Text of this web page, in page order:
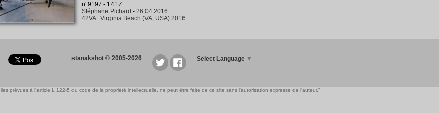
n°9197 - 141✓
Stéphane Pichard - 26.04.2016
42VA: Virginia Beach (VA, USA) 2016
stanakshot © 2005-2026 Select Language ▼
prévues à l'article L 122-5 du code de la propriété intellectuelle, ne peut être faite de ce site sans l'autorisation expresse de l'auteur."